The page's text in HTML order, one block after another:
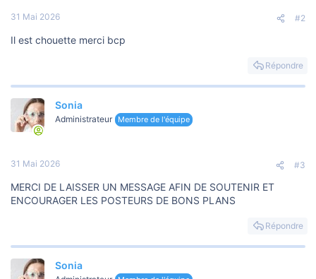
31 Mai 2026 #2
Il est chouette merci bcp
Répondre
Sonia
Administrateur Membre de l'équipe
31 Mai 2026 #3
MERCI DE LAISSER UN MESSAGE AFIN DE SOUTENIR ET
ENCOURAGER LES POSTEURS DE BONS PLANS
Répondre
Sonia